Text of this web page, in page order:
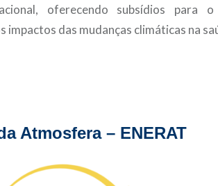
oferecendo subsídios para o
das mudanças climáticas na
Atmosfera – ENERAT